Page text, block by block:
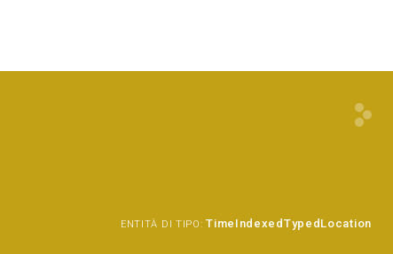
ENTITÀ DI TIPO: TimeIndexedTypedLocation